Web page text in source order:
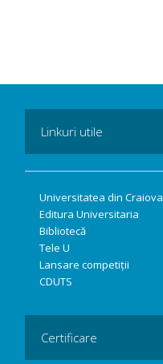
Linkuri utile
Universitatea din Craiova
Editura Universitaria
Bibliotecă
Tele U
Lansare competiții
CDUTS
Certificare